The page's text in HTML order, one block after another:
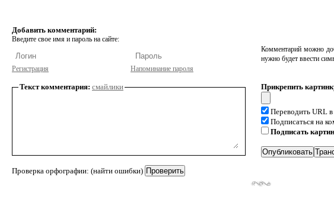
Добавить комментарий:
Введите свое имя и пароль на сайте:
Регистрация Напоминание пароля
Комментарий можно
нужно будет ввести
Текст комментария: смайлики
Проверка орфографии: (найти ошибки)
Прикрепить
Переводить URL
Подписаться на
Подписать